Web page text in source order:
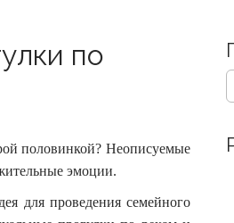
по
половинкой? Неописуемые
эмоции.
для проведения семейного
S
e
c